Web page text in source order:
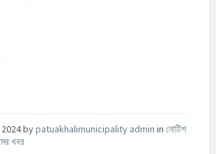
bypatuakhalimunicipality admin in নোটিশ
খবর